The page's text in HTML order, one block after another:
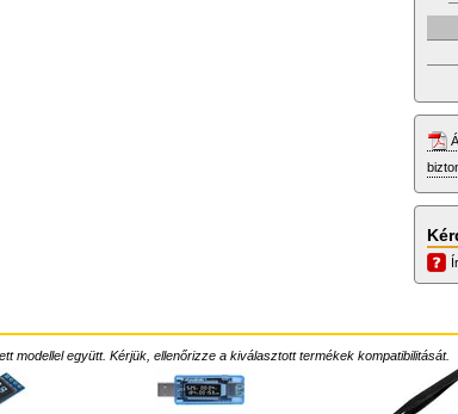
modellel együtt. Kérjük, ellenőrizze a kiválasztott termékek kompatibilitását.